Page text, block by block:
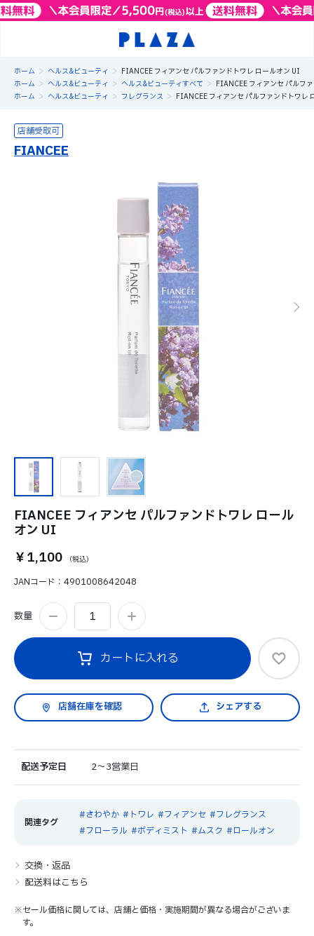
ホーム > ヘルス&ビューティ > FIANCEE フィアンセ パルファンドトワレ ロールオン UI
ホーム > ヘルス&ビューティ > ヘルス&ビューティすべて > FIANCEE フィアンセ パルフ
ホーム > ヘルス&ビューティ > フレグランス > FIANCEE フィアンセ パルファンドトワレ
FIANCEE
FIANCEE フィアンセ パルファンドトワレ ロール
オン UI
￥1,100
JANコード 4901008642048
数量
カートに入れる
シェアする
配送予定日 2～3営業日
さわやか トワレ フィアンセ
フレグランス
フローラル
ボディミスト ムスク ロールオン
交換・返品
配送料はこちら
※セール価格に関しては、店舗と価格・実施期間が異なる場合がございま
す。